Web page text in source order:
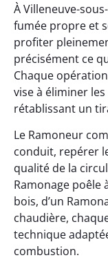
À Villeneuve-
fumée propre et
profiter
précisément ce
Chaque
vise à éliminer
rétablissant un
Le Ramoneur
conduit, repérer
qualité de la
Ramonage poêle
bois, d’un
chaudière,
technique
combustion.